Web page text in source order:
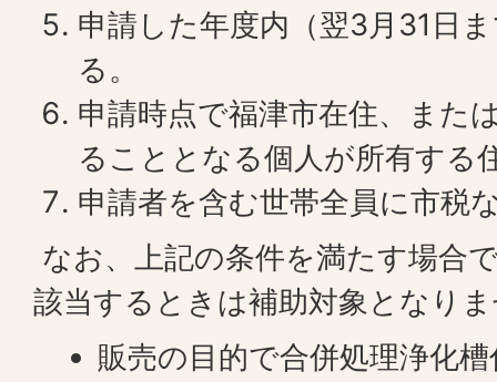
申請した年度内（翌3月31日
る。
申請時点で福津市在住、また
ることとなる個人が所有する
申請者を含む世帯全員に市税
なお、上記の条件を満たす場合
該当するときは補助対象となり
販売の目的で合併処理浄化